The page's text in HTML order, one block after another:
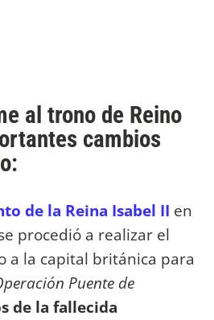
al trono de Reino
cambios
de la Reina Isabel II en
procedió a realizar el
a la capital británica para
Puente de
de la fallecida